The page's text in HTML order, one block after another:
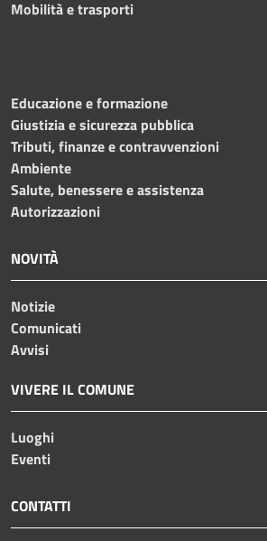
Mobilità e trasporti
Educazione e formazione
Giustizia e sicurezza pubblica
Tributi, finanze e contravvenzioni
Ambiente
Salute, benessere e assistenza
Autorizzazioni
NOVITÀ
Notizie
Comunicati
Avvisi
VIVERE IL COMUNE
Luoghi
Eventi
CONTATTI